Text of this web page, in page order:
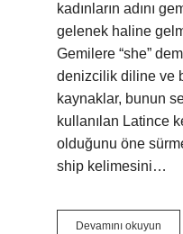
kadınların adını
gelenek haline
Gemilere “she”
denizcilik diline ve
kaynaklar, bunun
kullanılan Latince
olduğunu öne
ship kelimesini…
Devamını okuyun